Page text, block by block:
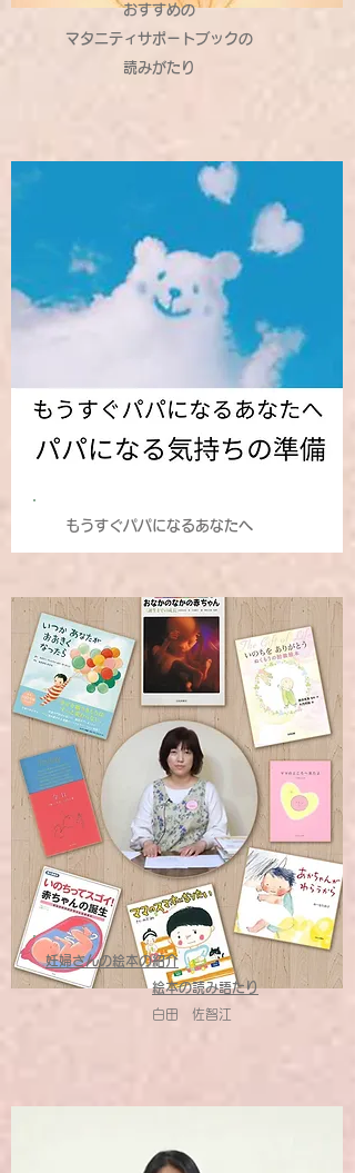
おすすめの
マタニティサポートブックの
読みがたり
もうすぐパパになるあなたへ
妊婦さんの絵本の紹介
絵本の読み語たり
白田 佐智江